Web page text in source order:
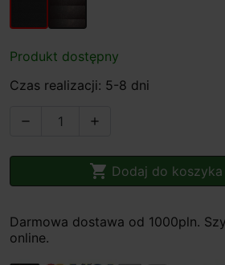
Produkt dostępny
Czas realizacji: 5-8 dni
 
 Dodaj do koszyka
Darmowa dostawa od 1000pln.
online.